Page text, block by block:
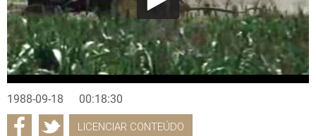
1988-09-18 00:18:30
LICENCIAR CONTEÚDO